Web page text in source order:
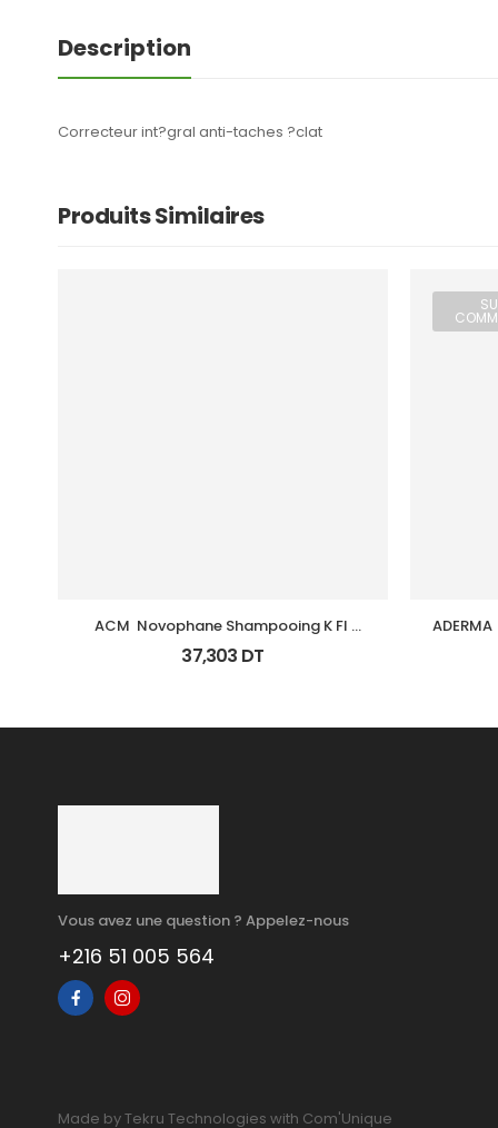
Description
Correcteur int?gral anti-taches ?clat
Produits Similaires
ACM  Novophane Shampooing K Fl
125Ml
37,303 DT
Vous avez une question ? Appelez-nous
+216 51 005 564
Made by Tekru Technologies with Com'Unique